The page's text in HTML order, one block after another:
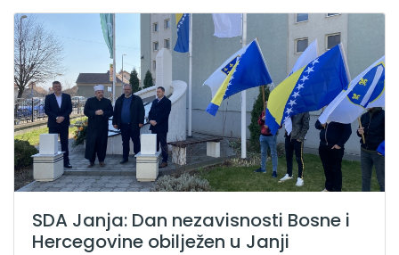
SDA Janja: Dan nezavisnosti Bosne i
Hercegovine obilježen u Janji